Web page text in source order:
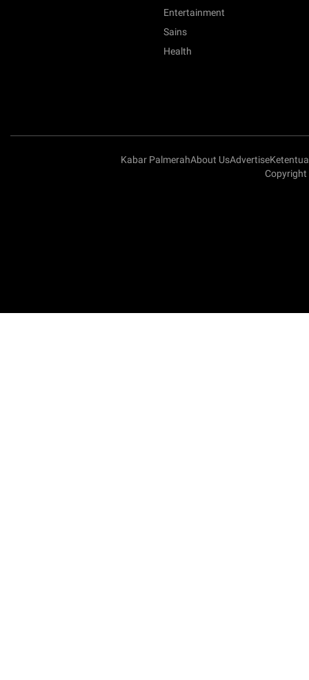
Entertainment
Sains
Health
Kabar PalmerahAbout UsAdvertise
Copyright